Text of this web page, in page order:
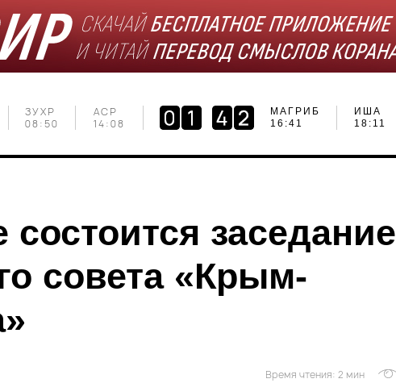
ЗУХР
08:50
АСР
14:08
МАГРИБ
16:41
ИША
18:11
состоится заседание
совета «Крым-
Время чтения: 2 мин